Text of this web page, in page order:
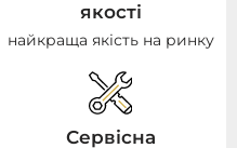
якості
найкраща якість на ринку
Сервісна